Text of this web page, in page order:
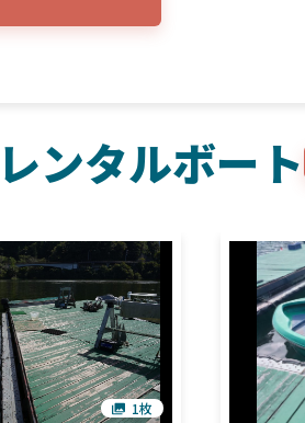
ンタルボート
1枚